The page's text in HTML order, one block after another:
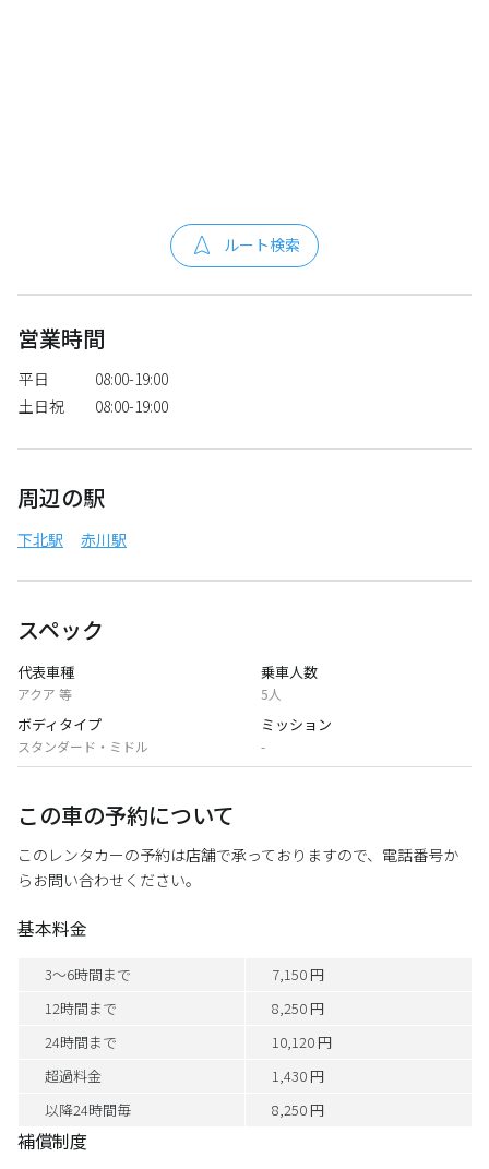
ルート検索
営業時間
平日
08:00-19:00
土日祝
08:00-19:00
周辺の駅
下北駅 赤川駅
スペック
代表車種
アクア 等
乗車人数
5人
ボディタイプ
スタンダード・ミドル
ミッション
-
この車の予約について
このレンタカーの予約は店舗で承っておりますので、電話番号か
らお問い合わせください。
基本料金
3～6時間まで
7,150 円
12時間まで
8,250 円
24時間まで
10,120 円
超過料金
1,430 円
以降24時間毎
8,250 円
補償制度